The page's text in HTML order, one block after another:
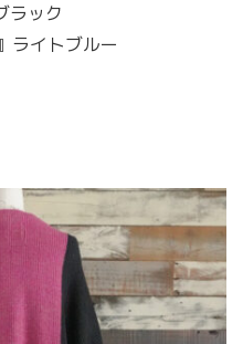
ラック
ライトブルー